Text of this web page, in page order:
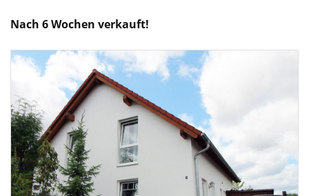
Nach 6 Wochen verkauft!